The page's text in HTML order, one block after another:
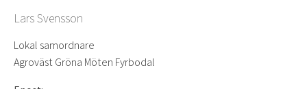
Lars Svensson
Lokal samordnare
Agroväst Gröna Möten Fyrbodal